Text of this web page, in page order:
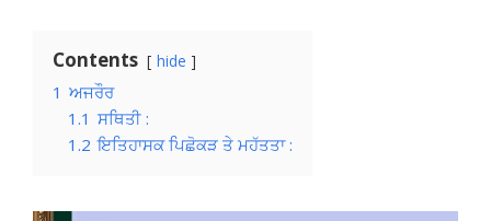
Contents hide
1 ਅਜਰੌਰ
1.1 ਸਥਿਤੀ :
1.2 ਇਤਿਹਾਸਕ ਪਿਛੋਕੜ ਤੇ ਮਹੱਤਤਾ :